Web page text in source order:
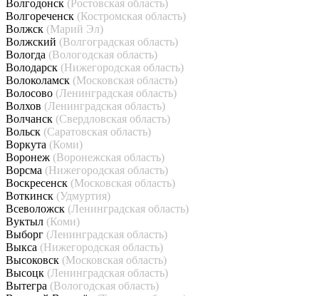
Волгодонск (Ростовская область)
Волгореченск (Костромская область)
Волжск (Марий Эл)
Волжский (Волгоградская область)
Вологда (Вологодская область)
Володарск (Нижегородская область)
Волоколамск (Московская область)
Волосово (Ленинградская область)
Волхов (Ленинградская область)
Волчанск (Свердловская область)
Вольск (Саратовская область)
Воркута (Коми)
Воронеж (Воронежская область)
Ворсма (Нижегородская область)
Воскресенск (Московская область)
Воткинск (Удмуртия)
Всеволожск (Ленинградская область)
Вуктыл (Коми)
Выборг (Ленинградская область)
Выкса (Нижегородская область)
Высоковск (Московская область)
Высоцк (Ленинградская область)
Вытегра (Вологодская область)